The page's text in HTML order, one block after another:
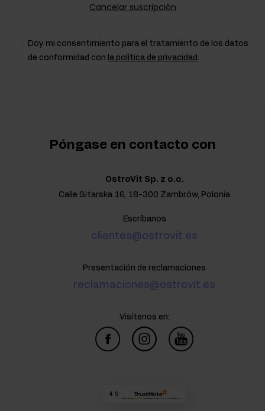
Cancelar suscripción
Doy mi consentimiento para el tratamiento de los datos
de conformidad con la política de privacidad
Póngase en contacto con
OstroVit Sp. z o.o.
Calle Sitarska 16, 18-300 Zambrów, Polonia
Escríbanos
clientes@ostrovit.es
Presentación de reclamaciones
reclamaciones@ostrovit.es
Visítenos en:
4.9
Basada en 68 400 reseñas de todos los tiempos